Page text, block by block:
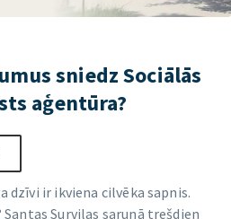
sniedz Sociālās
aģentūra?
dzīvi ir ikviena cilvēka sapnis.
Survilas sarunā trešdien